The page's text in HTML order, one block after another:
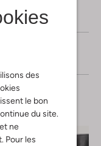
des
le bon
du site.
ne
Pour les